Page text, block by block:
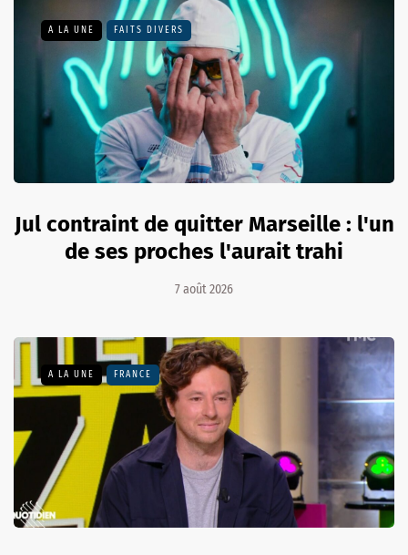
A LA UNE FAITS DIVERS
Jul contraint de quitter Marseille : l'un
de ses proches l'aurait trahi
7 août 2026
A LA UNE FRANCE